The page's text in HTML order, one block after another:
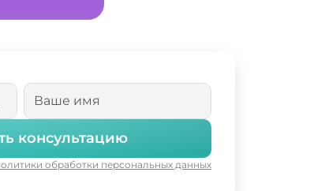
консультацию
обработки персональных данных